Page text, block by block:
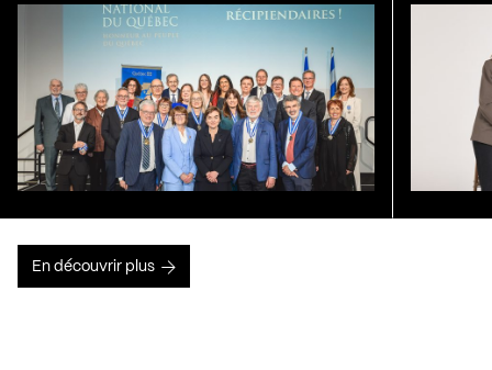
En découvrir plus